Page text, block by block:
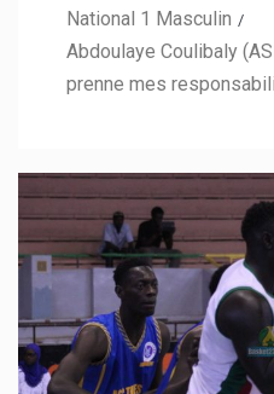
National 1 Masculin
Abdoulaye Coulibaly
prenne mes